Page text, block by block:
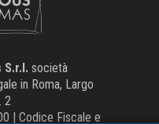
S.r.l. società
in Roma, Largo
2
| Codice Fiscale e